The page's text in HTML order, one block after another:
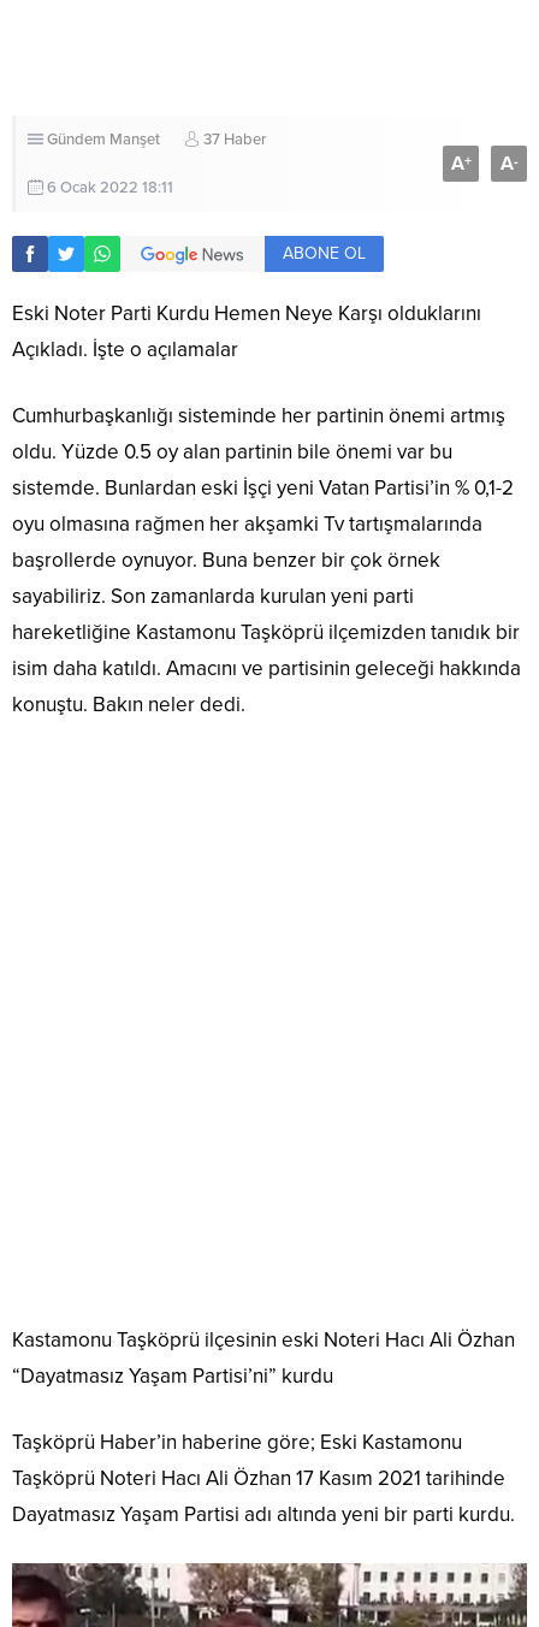
Gündem Manşet 37 Haber
6 Ocak 2022 18:11
A+ A-
ABONE OL
Eski Noter Parti Kurdu Hemen Neye Karşı olduklarını
Açıkladı. İşte o açılamalar
Cumhurbaşkanlığı sisteminde her partinin önemi artmış
oldu. Yüzde 0.5 oy alan partinin bile önemi var bu
sistemde. Bunlardan eski İşçi yeni Vatan Partisi’in % 0,1-2
oyu olmasına rağmen her akşamki Tv tartışmalarında
başrollerde oynuyor. Buna benzer bir çok örnek
sayabiliriz. Son zamanlarda kurulan yeni parti
hareketliğine Kastamonu Taşköprü ilçemizden tanıdık bir
isim daha katıldı. Amacını ve partisinin geleceği hakkında
konuştu. Bakın neler dedi.
Kastamonu Taşköprü ilçesinin eski Noteri Hacı Ali Özhan
“Dayatmasız Yaşam Partisi’ni” kurdu
Taşköprü Haber’in haberine göre; Eski Kastamonu
Taşköprü Noteri Hacı Ali Özhan 17 Kasım 2021 tarihinde
Dayatmasız Yaşam Partisi adı altında yeni bir parti kurdu.